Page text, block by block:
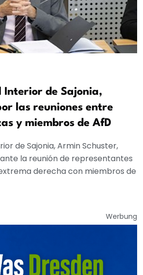
Interior de Sajonia,
las reuniones entre
y miembros de AfD
de Sajonia, Armin Schuster,
la reunión de representantes
derecha con miembros de
Werbung